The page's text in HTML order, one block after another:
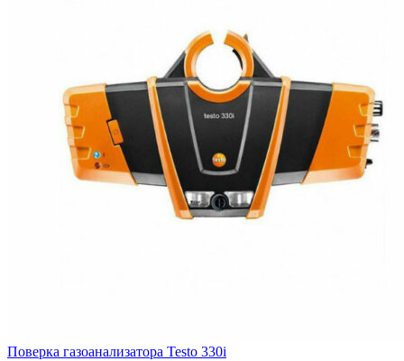
Поверка газоанализатора Testo 330i